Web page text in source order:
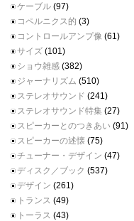
ケーブル (97)
コペルニクス的 (3)
コントロールアンプ像 (61)
サイズ (101)
ショウ雑感 (382)
ジャーナリズム (510)
ステレオサウンド (241)
ステレオサウンド特集 (27)
スピーカーとのつきあい (91)
スピーカーの述懐 (75)
チューナー・デザイン (47)
ディスク／ブック (537)
デザイン (261)
トランス (49)
トーラス (43)